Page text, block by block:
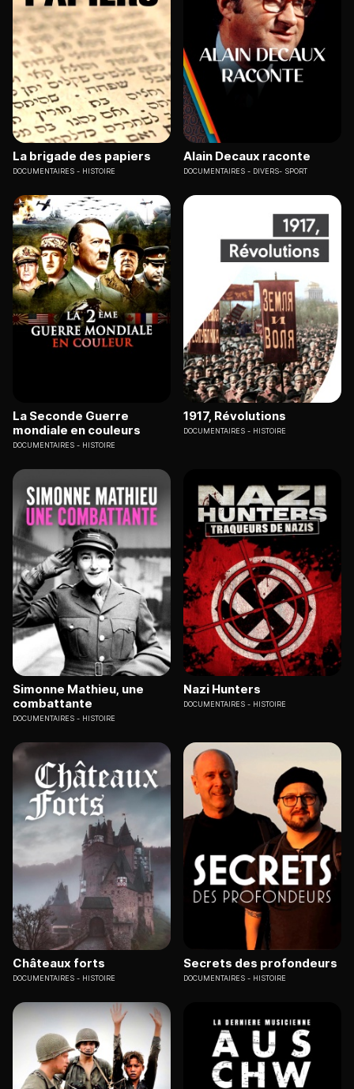
La brigade des papiers
DOCUMENTAIRES HISTOIRE
Alain Decaux raconte
DOCUMENTAIRES DIVERS- SPORT
La Seconde Guerre
mondiale en couleurs
DOCUMENTAIRES HISTOIRE
1917, Révolutions
DOCUMENTAIRES HISTOIRE
Simonne Mathieu, une
combattante
DOCUMENTAIRES HISTOIRE
Nazi Hunters
DOCUMENTAIRES HISTOIRE
Châteaux forts
DOCUMENTAIRES HISTOIRE
Secrets des profondeurs
DOCUMENTAIRES HISTOIRE